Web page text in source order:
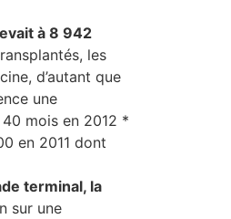
à8 942
les
d’autant que
une
mois en 2012 *
en 2011 dont
terminal, la
sur une